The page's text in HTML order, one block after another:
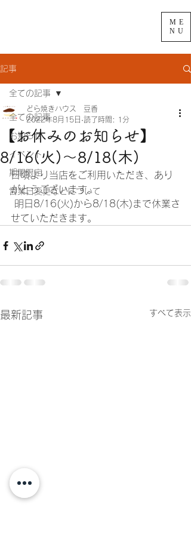
ME
NU
記事
全ての記事
お知らせ
イベント
期間限定
営業日変更などについて
全ての記事
【お休みのお知らせ】
8/16(火)～8/18(木)
どら焼きハウス 豆香
2022年8月15日 読了時間: 1分
日頃より当店をご利用いただき、あり
がとうございます。
せていただきます。
最新記事 すべて表示